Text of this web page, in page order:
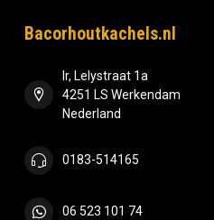
Bacorhoutkachels.nl
Ir, Lelystraat 1a
4251 LS Werkendam
Nederland
0183-514165
06 523 101 74